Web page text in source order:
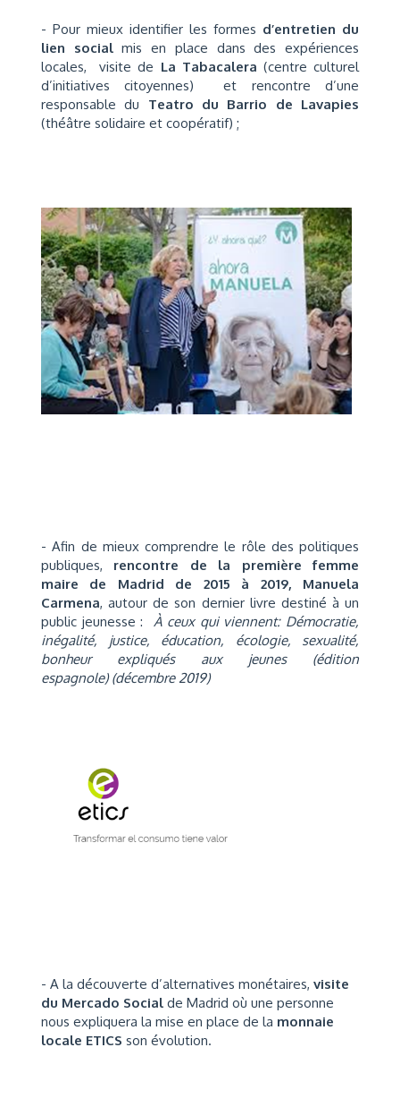
- Pour mieux identifier les formes d’entretien du
lien socialmis en place dans des expériences
locales, visite de La Tabacalera (centre culturel
d’initiatives citoyennes) et rencontre d’une
responsable du Teatro du Barrio de Lavapies
(théâtre solidaire et coopératif) ;
- Afin de mieux comprendre le rôle des politiques
publiques, rencontre de la première femme
maire de Madrid de 2015 à 2019,
Manuela
Carmena,autour de son dernier livre destiné à un
public jeunesse : À ceux qui viennent: Démocratie,
inégalité, justice, éducation, écologie, sexualité,
bonheur expliqués aux jeunes (édition
espagnole)(décembre 2019)
- A la découverte d’alternatives monétaires, visite
du Mercado Social de Madrid où une personne
nous expliquera la mise en place de la monnaie
locale ETICS son évolution.